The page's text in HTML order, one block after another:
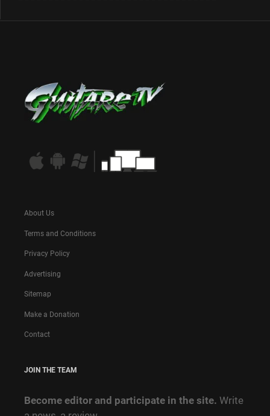
About Us
Terms and Conditions
Privacy Policy
Advertising
Sitemap
Make a Donation
Contact
JOIN THE TEAM
Become editor and participate in the site. Write